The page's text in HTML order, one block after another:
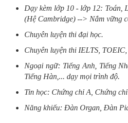
Dạy kèm lớp 10 - lớp 12: Toán,
(Hệ Cambridge) --> Nắm vững
Chuyên luyện thi đại học.
Chuyên luyện thi IELTS,
Ngoại ngữ: Tiếng Anh, Tiếng
Tiếng Hàn,... dạy mọi trình độ.
Tin học: Chứng chỉ A, Chứng
Năng khiếu: Đàn Organ, Đàn